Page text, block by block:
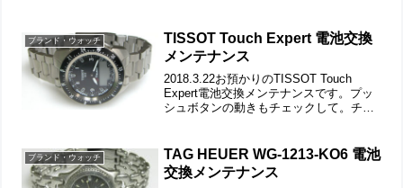
三つ折れダブルロック。微調整...
ブランド・ウォッチ
TISSOT Touch Expert 電池交換
メンテナンス
2018.3.22お預かりのTISSOT Touch
Expert電池交換メンテナンスです。プッ
シュボタンの動きもチェックして。チタ
クルの汚れもチェックします。裏蓋は4...
ブランド・ウォッチ
TAG HEUER WG-1213-KO6 電池
交換メンテナンス